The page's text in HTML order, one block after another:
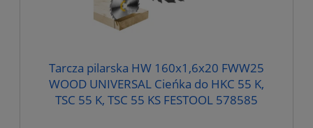
Tarcza pilarska HW 160x1,6x20 FWW25
WOOD UNIVERSAL Cieńka do HKC 55 K,
TSC 55 K, TSC 55 KS FESTOOL 578585